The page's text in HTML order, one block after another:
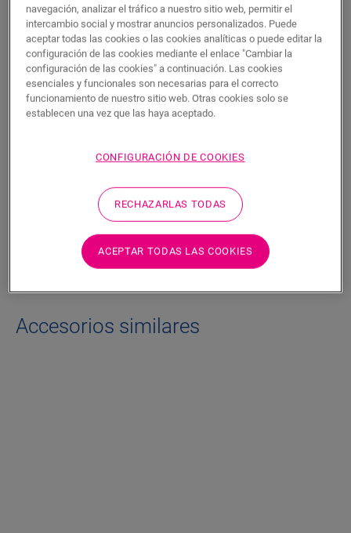
Características del producto
Upgrade your staircase effortlessly with our durable Laminate
Stair Covers. Match them with your flooring for a perfect
finish. Scratch and wear resistant, water-resistant, and easy
to clean, our Stair Covers are the ideal choice for busy
to renovate your staircase.
Accesorios similares
navegación, analizar el tráfico a nuestro sitio web, permitir el
intercambio social y mostrar anuncios personalizados. Puede
aceptar todas las cookies o las cookies analíticas o puede editar la
configuración de las cookies mediante el enlace "Cambiar la
configuración de las cookies" a continuación. Las cookies
esenciales y funcionales son necesarias para el correcto
funcionamiento de nuestro sitio web. Otras cookies solo se
establecen una vez que las haya aceptado.
CONFIGURACIÓN DE COOKIES
RECHAZARLAS TODAS
ACEPTAR TODAS LAS COOKIES